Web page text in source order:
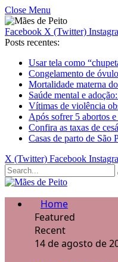
Close Menu
Facebook X (Twitter)
Posts recentes:
Usar tela como
Congelamento de
Mortalidade materna
Saúde mental e
Vítimas de violência
Após sofrer 5 abortos
Confira as taxas de
Casas de parto de São
X (Twitter) Facebook
Home
Featured
Recent
14 de agosto de